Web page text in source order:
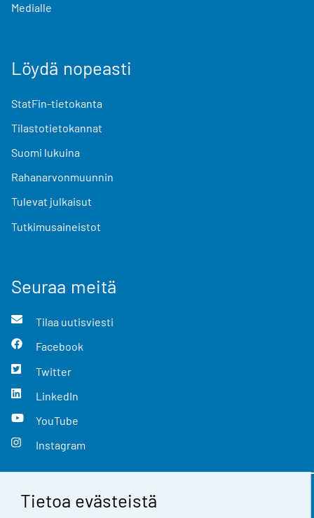
Tietoa evästeistä
Medialle
Löydä nopeasti
StatFin-tietokanta
Tilastotietokannat
Suomi lukuina
Rahanarvonmuunnin
Tulevat julkaisut
Tutkimusaineistot
Seuraa meitä
Tilaa uutisviesti
Facebook
Twitter
LinkedIn
YouTube
Instagram
Yhteystiedot